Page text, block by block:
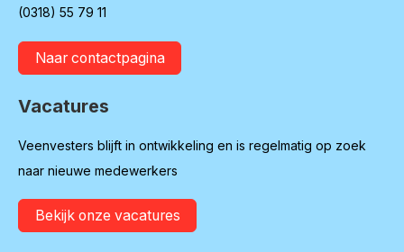
(0318) 55 79 11
Naar contactpagina
Vacatures
Veenvesters blijft in ontwikkeling en is regelmatig op zoek
naar nieuwe medewerkers
Bekijk onze vacatures